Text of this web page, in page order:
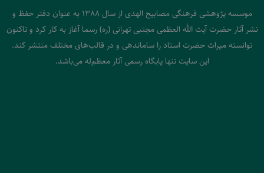
موسسه پژوهشی فرهنگی مصابیح الهدی از سال 1388 به عنوان دفتر حفظ و
نشر آثار حضرت آیت الله العظمی مجتبی تهرانی (ره) رسما آغاز به کار کرد و تاکنون
توانسته میراث حضرت استاد را ساماندهی و در قالب‌های مختلف منتشر کند.
این سایت تنها پایگاه رسمی آثار معظم‌له می‌باشد.